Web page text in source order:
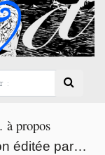
propos
éditée par…